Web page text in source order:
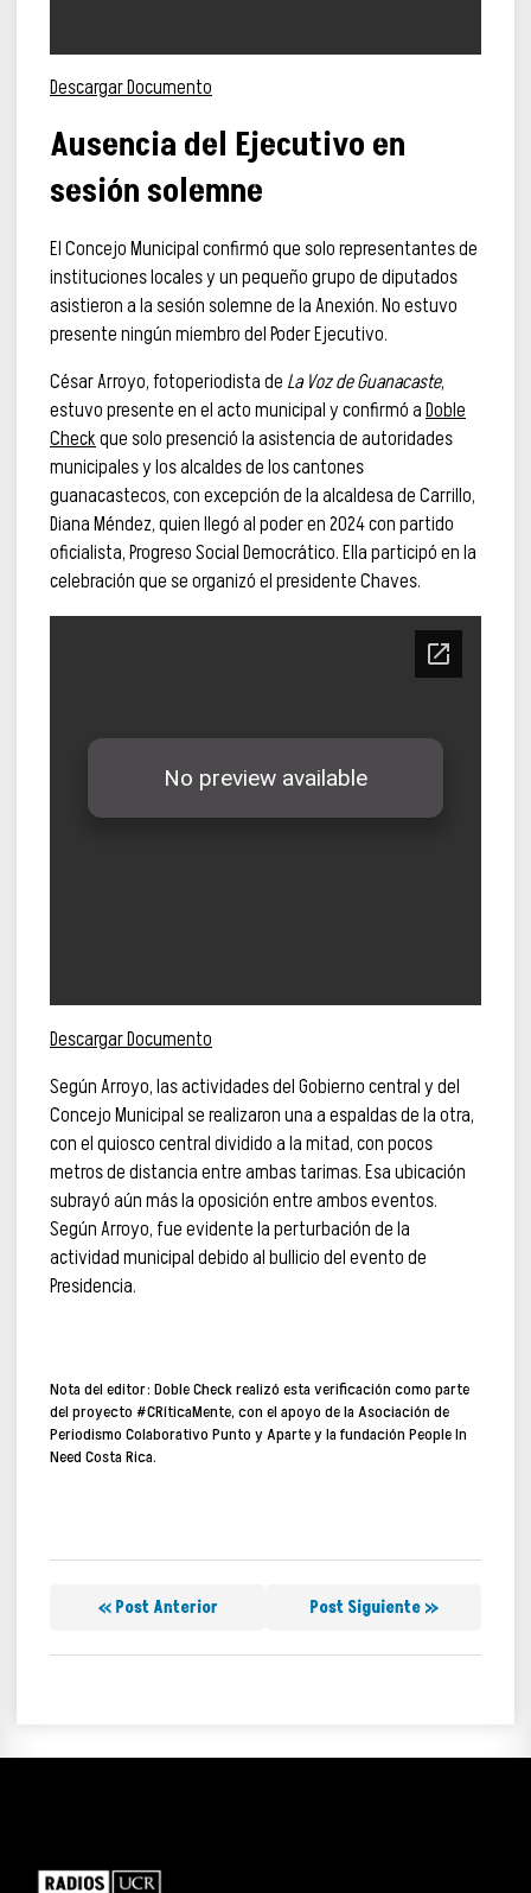
Descargar Documento
Ausencia del Ejecutivo en
sesión solemne
El Concejo Municipal confirmó que solo representantes de
instituciones locales y un pequeño grupo de diputados
asistieron a la sesión solemne de la Anexión. No estuvo
presente ningún miembro del Poder Ejecutivo.
César Arroyo, fotoperiodista de La Voz de Guanacaste,
estuvo presente en el acto municipal y confirmó aDoble
Checkque solo presenció la asistencia de autoridades
municipales y los alcaldes de los cantones
guanacastecos, con excepción de la alcaldesa de Carrillo,
Diana Méndez, quien llegó al poder en 2024 con partido
oficialista, Progreso Social Democrático. Ella participó en la
celebración que se organizó el presidente Chaves.
Descargar Documento
Según Arroyo, las actividades del Gobierno central y del
Concejo Municipal se realizaron una a espaldas de la otra,
con el quiosco central dividido a la mitad, con pocos
metros de distancia entre ambas tarimas. Esa ubicación
subrayó aún más la oposición entre ambos eventos.
Según Arroyo, fue evidente la perturbación de la
actividad municipal debido al bullicio del evento de
Presidencia.
Nota del editor: Doble Check realizó esta verificación como parte
del proyecto #CRíticaMente, con el apoyo de la Asociación de
Periodismo Colaborativo Punto y Aparte y la fundación People In
Need Costa Rica.
« Post Anterior Post Siguiente »